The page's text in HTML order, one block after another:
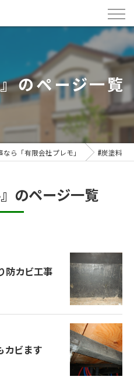
のページ一覧
ら「有限会社プレモ」 #炭塗料
のページ一覧
防カビ工事
カビます